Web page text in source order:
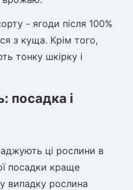
- ягоди після 100%
з куща. Крім того,
тонку шкірку і
посадка і
ці рослини в
посадки краще
випадку рослина